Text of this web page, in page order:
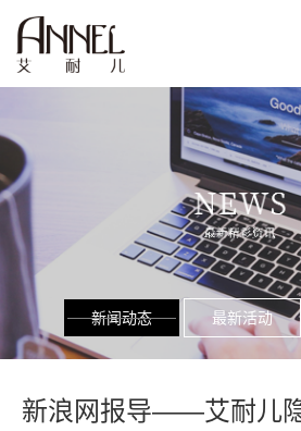
新闻动态 最新活动
新浪网报导——艾耐儿